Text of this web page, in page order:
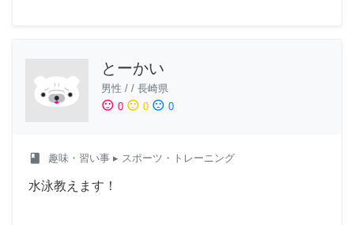
とーかい
男性 / / 長崎県
sentiment_satisfied 0 sentiment_neutral 0 sentiment_dissatisfied 0
class 趣味・習い事 ▸ スポーツ・トレーニング
水泳教えます！